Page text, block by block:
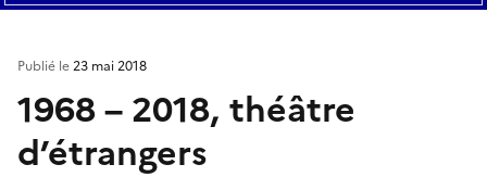
1968 – 2018, théâtre
d’étrangers
Publié le23 mai 2018